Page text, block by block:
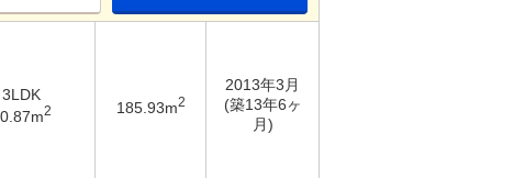
3LDK
2 185.93m2
2013年3月
(築13年6ヶ
月)